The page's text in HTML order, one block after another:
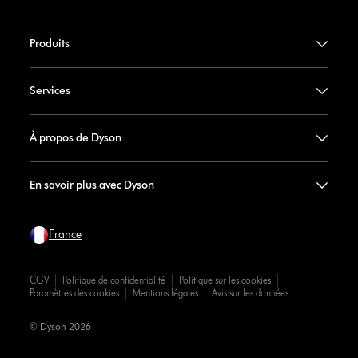
Produits
Services
À propos de Dyson
En savoir plus avec Dyson
France
CGV Politique de confidentialité
Politique sur les cookies
Paramètres des cookies
Mentions légales Avis sur les données
© Dyson 2026